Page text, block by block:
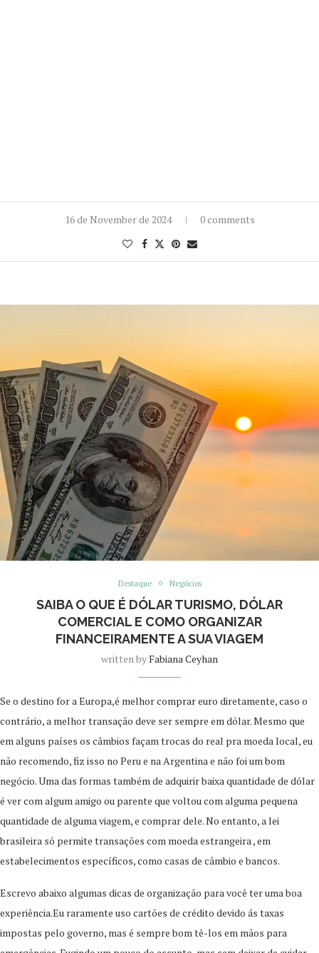
16 de November de 2024 0 comments
Destaque Negócios
SAIBA O QUE É DÓLAR TURISMO, DÓLAR
COMERCIAL E COMO ORGANIZAR
FINANCEIRAMENTE A SUA VIAGEM
written byFabiana Ceyhan
Se o destino for a Europa,é melhor comprar euro diretamente, caso o
contrário, a melhor transação deve ser sempre em dólar. Mesmo que
em alguns países os câmbios façam trocas do real pra moeda local, eu
não recomendo, fiz isso no Peru e na Argentina e não foi um bom
negócio. Uma das formas também de adquirir baixa quantidade de dólar
é ver com algum amigo ou parente que voltou com alguma pequena
quantidade de alguma viagem, e comprar dele. No entanto, a lei
brasileira só permite transações com moeda estrangeira , em
estabelecimentos específicos, como casas de câmbio e bancos.
Escrevo abaixo algumas dicas de organização para você ter uma boa
experiência.Eu raramente uso cartões de crédito devido ás taxas
impostas pelo governo, mas é sempre bom tê-los em mãos para